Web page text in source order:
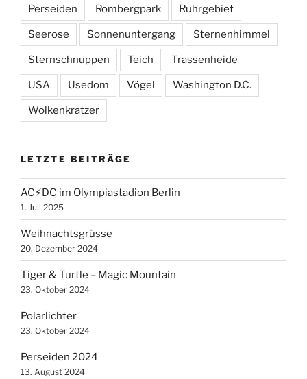
Perseiden Rombergpark Ruhrgebiet
Seerose Sonnenuntergang Sternenhimmel
Sternschnuppen Teich Trassenheide
USA Usedom Vögel Washington D.C.
Wolkenkratzer
LETZTE BEITRÄGE
AC⚡️DC im Olympiastadion Berlin
1. Juli 2025
Weihnachtsgrüsse
20. Dezember 2024
Tiger & Turtle – Magic Mountain
23. Oktober 2024
Polarlichter
23. Oktober 2024
Perseiden 2024
13. August 2024